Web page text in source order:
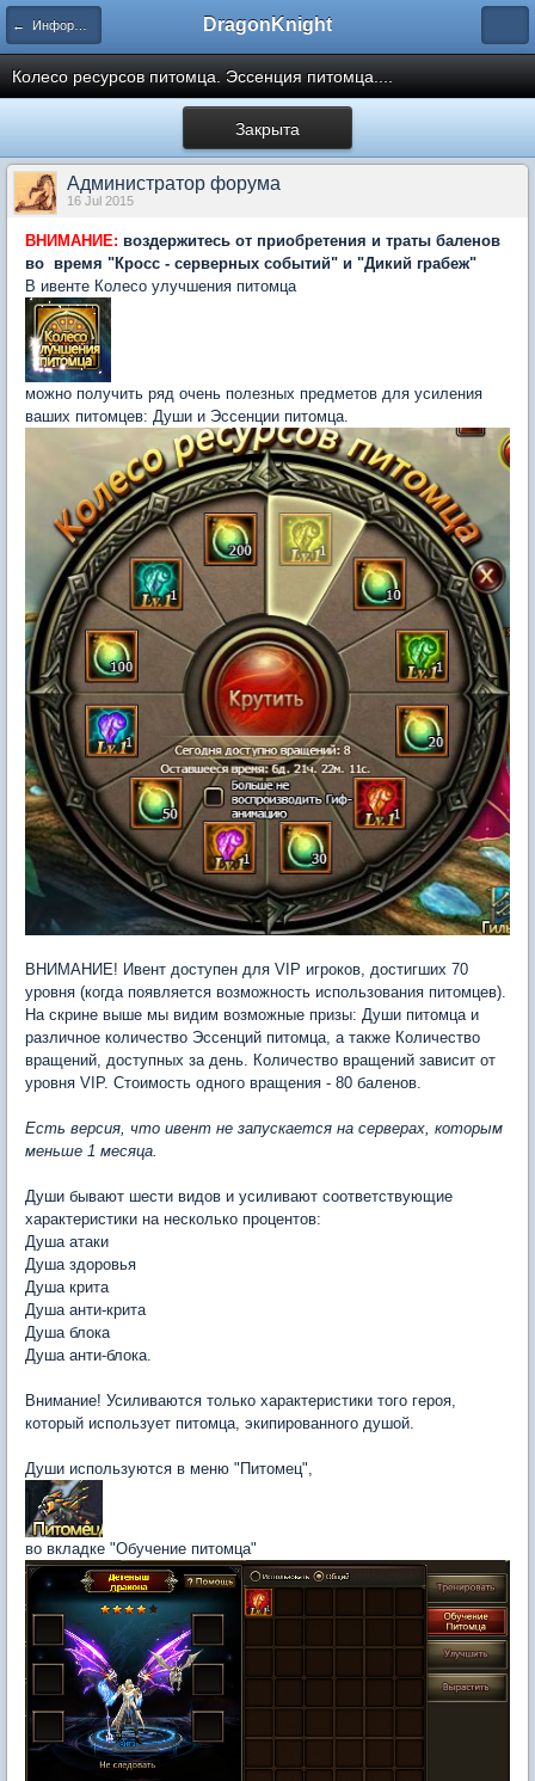
← Информация и гайды по игре DragonKnight
Колесо ресурсов питомца. Эссенция питомца....
Закрыта
Администратор форума
16 Jul 2015
ВНИМАНИЕ: воздержитесь от приобретения и траты баленов
во время "Кросс - серверных событий" и "Дикий грабеж"
В ивенте Колесо улучшения питомца
можно получить ряд очень полезных предметов для усиления
ваших питомцев: Души и Эссенции питомца.
ВНИМАНИЕ! Ивент доступен для VIP игроков, достигших 70
уровня (когда появляется возможность использования питомцев).
На скрине выше мы видим возможные призы: Души питомца и
различное количество Эссенций питомца, а также Количество
вращений, доступных за день. Количество вращений зависит от
уровня VIP. Стоимость одного вращения - 80 баленов.
Есть версия, что ивент не запускается на серверах, которым
меньше 1 месяца.
Души бывают шести видов и усиливают соответствующие
характеристики на несколько процентов:
Душа атаки
Душа здоровья
Душа крита
Душа анти-крита
Душа блока
Душа анти-блока.
Внимание! Усиливаются только характеристики того героя,
который использует питомца, экипированного душой.
Души используются в меню "Питомец",
во вкладке "Обучение питомца"